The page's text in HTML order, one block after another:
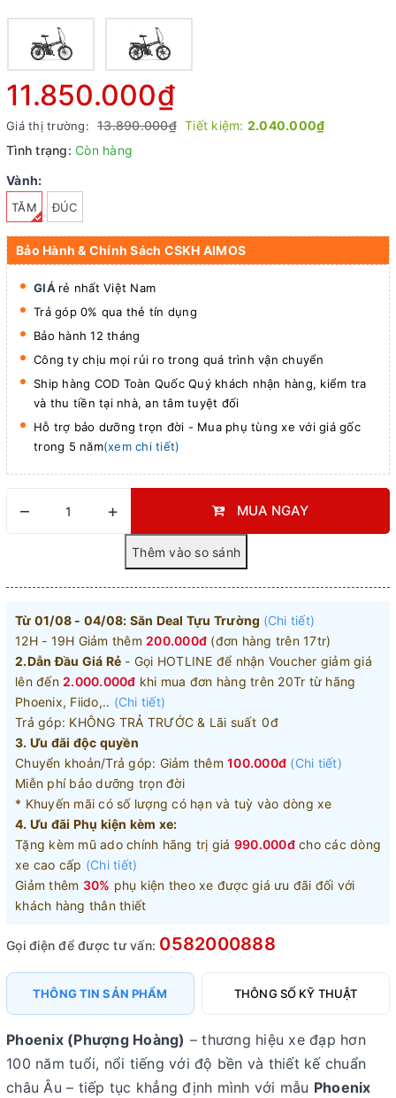
11.850.000₫
Giá thị trường: 13.890.000₫ Tiết kiệm: 2.040.000₫
Tình trạng: Còn hàng
Vành:
TĂM ĐÚC
Bảo Hành & Chính Sách CSKH AIMOS
GIÁ rẻ nhất Việt Nam
Trả góp 0% qua thẻ tín dụng
Bảo hành 12 tháng
Công ty chịu mọi rủi ro trong quá trình vận chuyển
Ship hàng COD Toàn Quốc Quý khách nhận hàng, kiểm tra
và thu tiền tại nhà, an tâm tuyệt đối
Hỗ trợ bảo dưỡng trọn đời - Mua phụ tùng xe với giá gốc
trong 5 năm(xem chi tiết)
– + MUA NGAY
Từ 01/08 - 04/08: Săn Deal Tựu Trường (Chi tiết)
12H - 19H Giảm thêm 200.000đ (đơn hàng trên 17tr)
2.Dẫn Đầu Giá Rẻ - Gọi HOTLINE để nhận Voucher giảm giá
lên đến 2.000.000đ khi mua đơn hàng trên 20Tr từ hãng
Phoenix, Fiido,.. (Chi tiết)
Trả góp: KHÔNG TRẢ TRƯỚC & Lãi suất 0đ
3. Ưu đãi độc quyền
Chuyển khoản/Trả góp: Giảm thêm 100.000đ (Chi tiết)
Miễn phí bảo dưỡng trọn đời
* Khuyến mãi có số lượng có hạn và tuỳ vào dòng xe
4. Ưu đãi Phụ kiện kèm xe:
Tặng kèm mũ ado chính hãng trị giá 990.000đcho các dòng
xe cao cấp (Chi tiết)
Giảm thêm 30% phụ kiện theo xe được giá ưu đãi đối với
khách hàng thân thiết
Gọi điện để được tư vấn: 0582000888
THÔNG TIN SẢN PHẨM THÔNG SỐ KỸ THUẬT
Phoenix (Phượng Hoàng) – thương hiệu xe đạp hơn
100 năm tuổi, nổi tiếng với độ bền và thiết kế chuẩn
châu Âu – tiếp tục khẳng định mình với mẫu Phoenix